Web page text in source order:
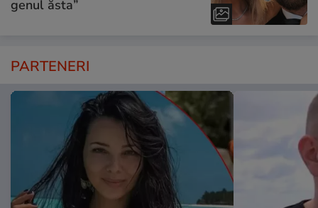
genul ăsta”
PARTENERI